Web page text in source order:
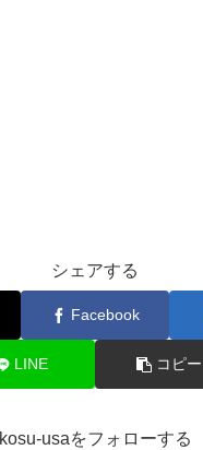
シェアする
Facebook
LINE コピー
kosu-usaをフォローする